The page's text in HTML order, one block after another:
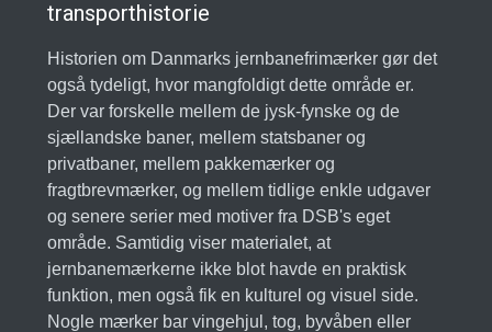
transporthistorie
Historien om Danmarks jernbanefrimærker gør det
også tydeligt, hvor mangfoldigt dette område er.
Der var forskelle mellem de jysk-fynske og de
sjællandske baner, mellem statsbaner og
privatbaner, mellem pakkemærker og
fragtbrevmærker, og mellem tidlige enkle udgaver
og senere serier med motiver fra DSB's eget
område. Samtidig viser materialet, at
jernbanemærkerne ikke blot havde en praktisk
funktion, men også fik en kulturel og visuel side.
Nogle mærker bar vingehjul, tog, byvåben eller